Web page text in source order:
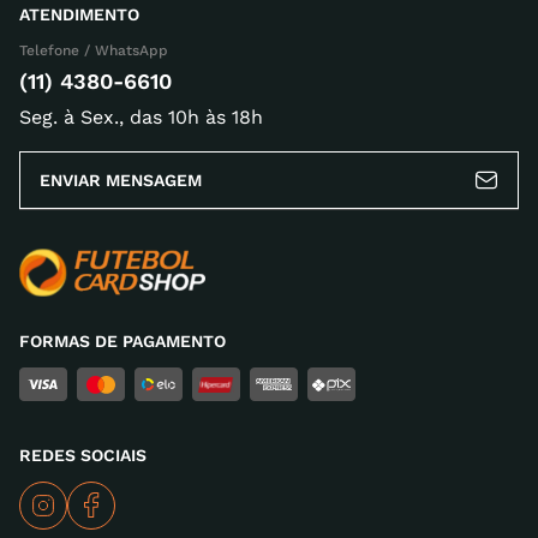
Escreva uma avaliação
ATENDIMENTO
Telefone / WhatsApp
(11) 4380-6610
Seg. à Sex., das 10h às 18h
ENVIAR MENSAGEM
FORMAS DE PAGAMENTO
REDES SOCIAIS